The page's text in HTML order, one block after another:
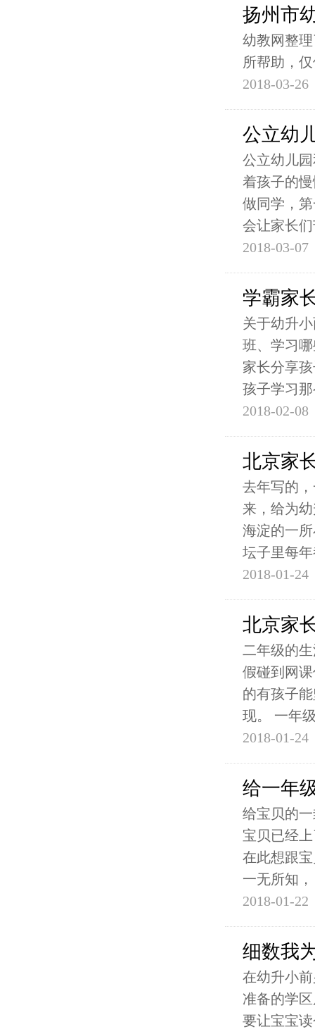
扬州市
幼教网整
所帮助，
2018-03-26
公立幼
公立幼儿
着孩子的
做同学，
会让家长
2018-03-07
学霸家
关于幼升
班、学习
家长分享
孩子学习
2018-02-08
北京家
去年写的
来，给为
海淀的一
坛子里每
2018-01-24
北京家
二年级的
假碰到网
的有孩子
现。 一年
2018-01-24
给一年
给宝贝的
宝贝已经
在此想跟
一无所知，
2018-01-22
细数我
在幼升小
准备的学
要让宝宝